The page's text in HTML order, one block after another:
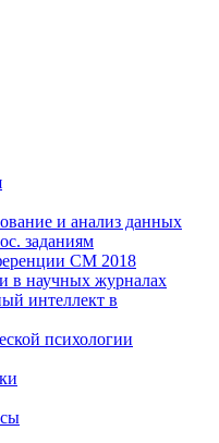
и анализ данных
заданиям
CM 2018
в научных журналах
интеллект в
психологии